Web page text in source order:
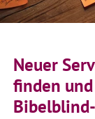
Neuer
finden